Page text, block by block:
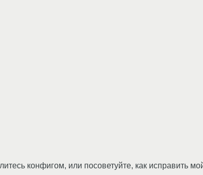
конфигом, или посоветуйте, как исправить